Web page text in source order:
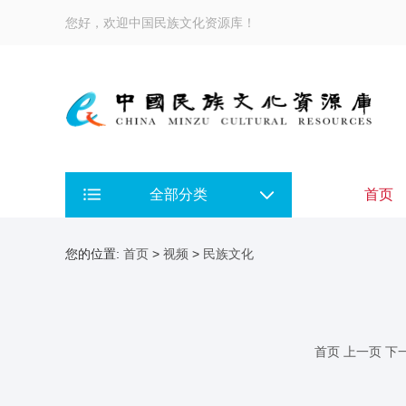
您好，欢迎中国民族文化资源库！
全部分类 首页
您的位置: 首页 > 视频 > 民族文化
首页 上一页 下